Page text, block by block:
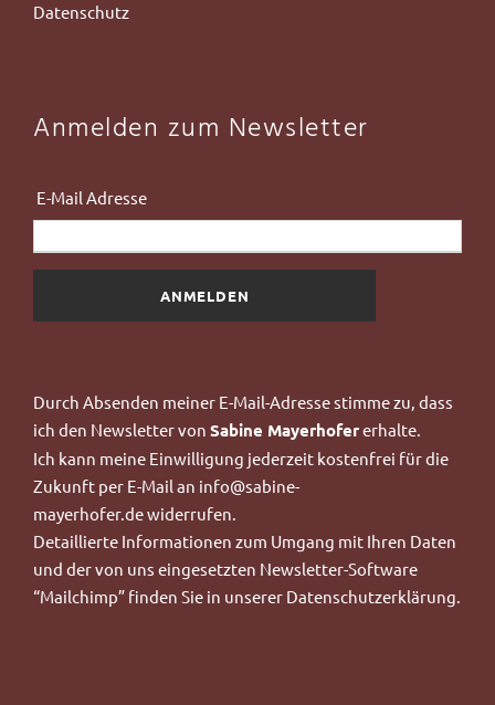
Datenschutz
Anmelden zum Newsletter
Durch Absenden meiner E-Mail-Adresse stimme zu, dass
ich den Newsletter von Sabine Mayerhofererhalte.
Ich kann meine Einwilligung jederzeit kostenfrei für die
Zukunft per E-Mail an info@sabine-
mayerhofer.dewiderrufen.
Detaillierte Informationen zum Umgang mit Ihren Daten
und der von uns eingesetzten Newsletter-Software
“Mailchimp” finden Sie in unserer Datenschutzerklärung